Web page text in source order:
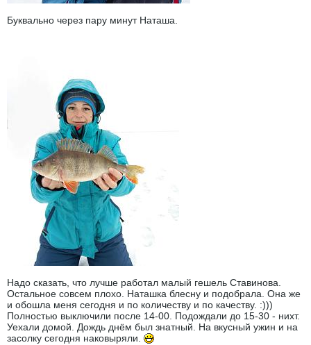
Буквально через пару минут Наташа.
Надо сказать, что лучше работал малый гешель Ставинова.
Остальное совсем плохо. Наташка блесну и подобрала. Она же
и обошла меня сегодня и по количеству и по качеству. :)))
Полностью выключили после 14-00. Подождали до 15-30 - нихт.
Уехали домой. Дождь днём был знатный. На вкусный ужин и на
засолку сегодня наковыряли.